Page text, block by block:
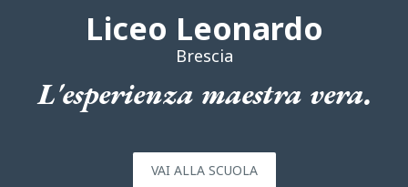
Liceo Leonardo
Brescia
L'esperienza maestra vera.
VAI ALLA SCUOLA